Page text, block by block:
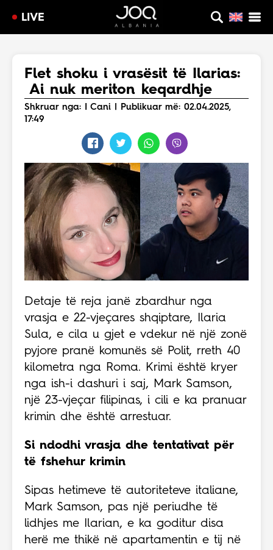
LIVE
Flet shoku i vrasësit të Ilarias:
Ai nuk meriton keqardhje
Shkruar nga: I Cani | Publikuar më: 02.04.2025,
17:49
Detaje të reja janë zbardhur nga
vrasja e 22-vjeçares shqiptare, Ilaria
Sula, e cila u gjet e vdekur në një zonë
pyjore pranë komunës së Polit, rreth 40
kilometra nga Roma. Krimi është kryer
nga ish-i dashuri i saj, Mark Samson,
një 23-vjeçar filipinas, i cili e ka pranuar
krimin dhe është arrestuar.
Si ndodhi vrasja dhe tentativat për
të fshehur krimin
Sipas hetimeve të autoriteteve italiane,
Mark Samson, pas një periudhe të
lidhjes me Ilarian, e ka goditur disa
herë me thikë në apartamentin e tij në